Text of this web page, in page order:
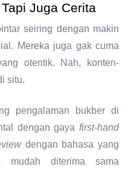
Juga Cerita
seiring dengan makin
Mereka juga gak cuma
otentik. Nah, konten-
situ.
pengalaman bukber di
dengan gaya first-hand
dengan bahasa yang
mudah diterima sama